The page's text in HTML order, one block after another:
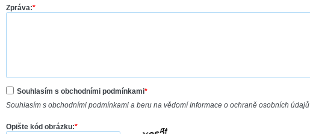
Zpráva:*
Souhlasím s obchodními podmínkami*
Souhlasím s obchodními podmínkami a beru na vědomí Informace o ochraně osobních údajů
Opište kód obrázku:*